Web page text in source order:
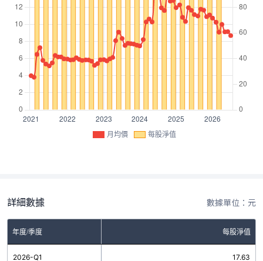
月均價 每股淨值
詳細數據 數據單位：元
年度/季度 每股淨值
2026-Q1 17.63